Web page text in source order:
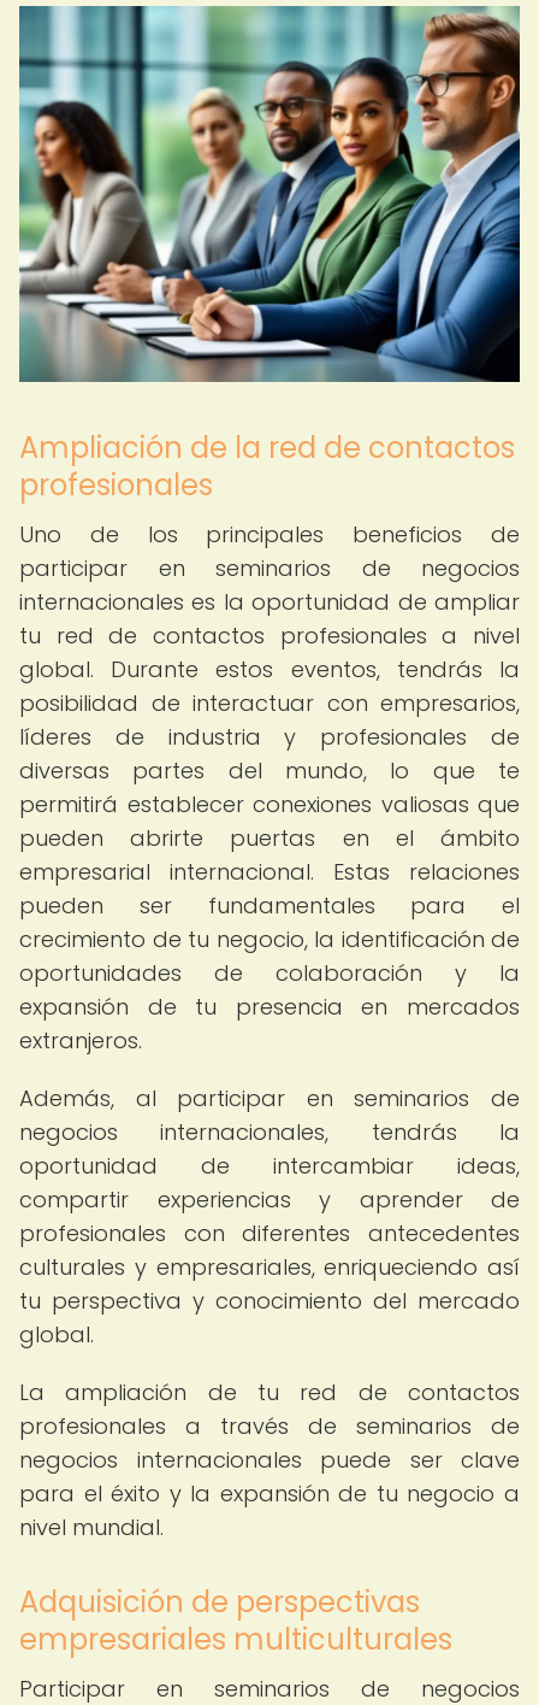
Ampliación de la red de contactos
profesionales
Uno de los principales beneficios de
participar en seminarios de negocios
internacionales es la oportunidad de ampliar
tu red de contactos profesionales a nivel
global. Durante estos eventos, tendrás la
posibilidad de interactuar con empresarios,
líderes de industria y profesionales de
diversas partes del mundo, lo que te
permitirá establecer conexiones valiosas que
pueden abrirte puertas en el ámbito
empresarial internacional. Estas relaciones
pueden ser fundamentales para el
crecimiento de tu negocio, la identificación de
oportunidades de colaboración y la
expansión de tu presencia en mercados
extranjeros.
Además, al participar en seminarios de
negocios internacionales, tendrás la
oportunidad de intercambiar ideas,
compartir experiencias y aprender de
profesionales con diferentes antecedentes
culturales y empresariales, enriqueciendo así
tu perspectiva y conocimiento del mercado
global.
La ampliación de tu red de contactos
profesionales a través de seminarios de
negocios internacionales puede ser clave
para el éxito y la expansión de tu negocio a
nivel mundial.
Adquisición de perspectivas
empresariales multiculturales
Participar en seminarios de negocios